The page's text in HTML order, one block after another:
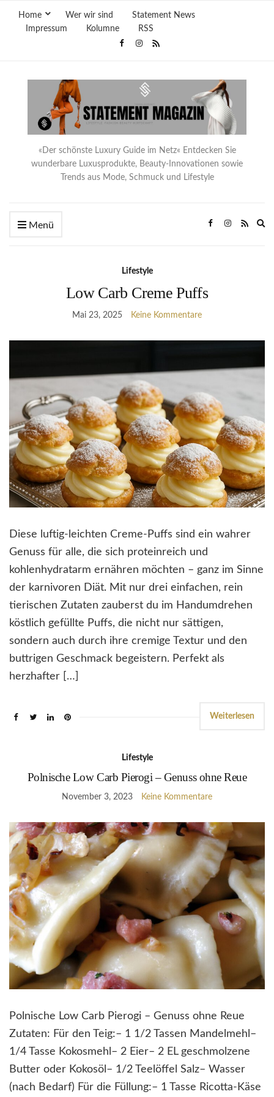
Home Wer wir sind
Statement News
Impressum
Kolumne RSS
«Der schönste Luxury Guide im Netz« Entdecken Sie
wunderbare Luxusprodukte, Beauty-Innovationen sowie
Trends aus Mode, Schmuck und Lifestyle
Menü
Lifestyle
Low Carb Creme Puffs
Mai 23, 2025 Keine Kommentare
Diese luftig-leichten Creme-Puffs sind ein wahrer
Genuss für alle, die sich proteinreich und
kohlenhydratarm ernähren möchten – ganz im Sinne
der karnivoren Diät. Mit nur drei einfachen, rein
tierischen Zutaten zauberst du im Handumdrehen
köstlich gefüllte Puffs, die nicht nur sättigen,
sondern auch durch ihre cremige Textur und den
buttrigen Geschmack begeistern. Perfekt als
herzhafter […]
Weiterlesen
Lifestyle
Polnische Low Carb Pierogi – Genuss ohne Reue
November 3, 2023 Keine Kommentare
Polnische Low Carb Pierogi – Genuss ohne Reue
Zutaten: Für den Teig:– 1 1/2 Tassen Mandelmehl–
1/4 Tasse Kokosmehl– 2 Eier– 2 EL geschmolzene
Butter oder Kokosöl– 1/2 Teelöffel Salz– Wasser
(nach Bedarf) Für die Füllung:– 1 Tasse Ricotta-Käse